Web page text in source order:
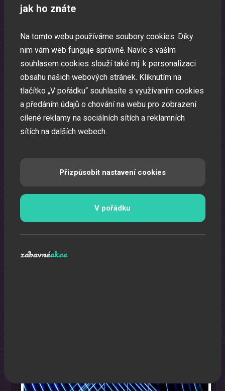
Oslava narozenin s animátorem
Uspořádáme pro vaše děti nezapomenutelnou oslavu.
jak ho znáte
Na tomto webu používáme soubory cookies. Díky
nim vám web funguje správně. Navíc s vaším
souhlasem cookies slouží také mj. k personalizaci
obsahu našich webových stránek. Kliknutím na
tlačítko „V pořádku“ souhlasíte s využívaním cookies
a předáním údajů o chování na webu pro zobrazení
cílené reklamy na sociálních sítích a reklamních
sítích na dalších webech.
Přizpůsobit nastavení cookies
V pořádku